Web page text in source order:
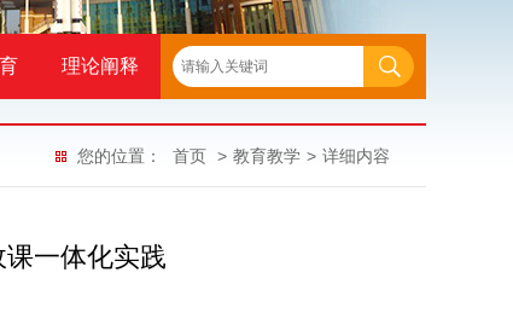
理论阐释
您的位置： 首页 > 教育教学 > 详细内容
一体化实践